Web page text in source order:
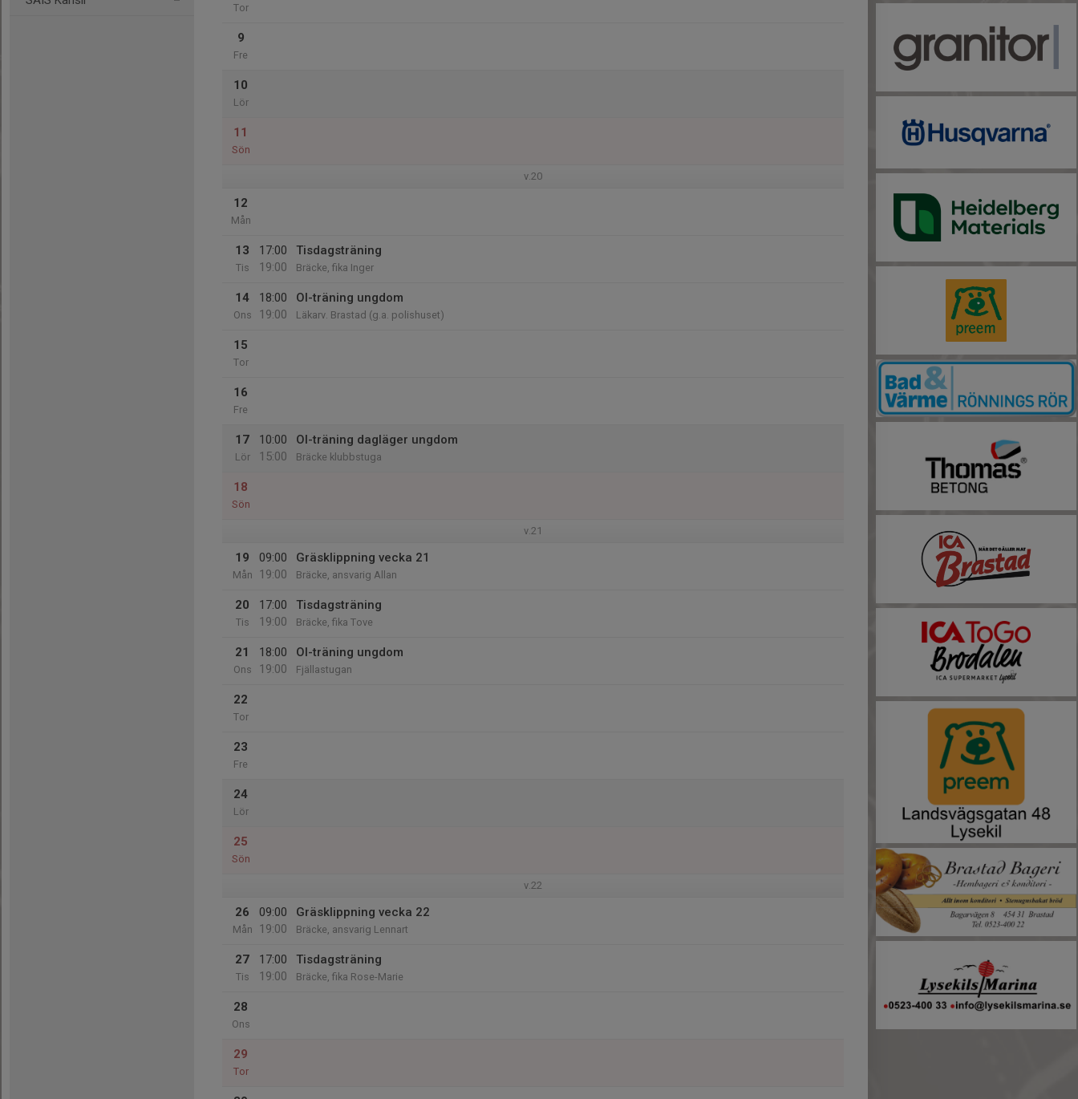
Tor
9
Fre
10
Lör
11
Sön
v.20
12
Mån
13
Tis
17:00
19:00
Tisdagsträning
Bräcke, fika Inger
14
Ons
18:00
19:00
Ol-träning ungdom
Läkarv. Brastad (g.a. polishuset)
15
Tor
16
Fre
17
Lör
10:00
15:00
Ol-träning dagläger ungdom
Bräcke klubbstuga
18
Sön
v.21
19
Mån
09:00
19:00
Gräsklippning vecka 21
Bräcke, ansvarig Allan
20
Tis
17:00
19:00
Tisdagsträning
Bräcke, fika Tove
21
Ons
18:00
19:00
Ol-träning ungdom
Fjällastugan
22
Tor
23
Fre
24
Lör
25
Sön
v.22
26
Mån
09:00
19:00
Gräsklippning vecka 22
Bräcke, ansvarig Lennart
27
Tis
17:00
19:00
Tisdagsträning
Bräcke, fika Rose-Marie
28
Ons
29
Tor